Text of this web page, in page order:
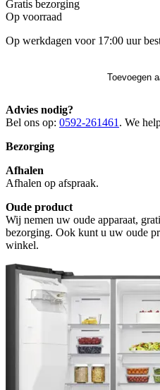
Gratis bezorging
Op voorraad
Op werkdagen voor 17:00 uur
Toevoegen
Advies nodig?
Bel ons op: 0592-261461 . We
Bezorging
Afhalen
Afhalen op afspraak.
Oude product
Wij nemen uw oude apparaat,
bezorging. Ook kunt u uw oude
winkel.